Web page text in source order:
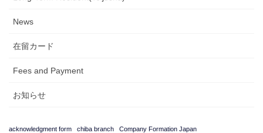
News
在留カード
Fees and Payment
お知らせ
acknowledgment form chiba branch
Company Formation Japan